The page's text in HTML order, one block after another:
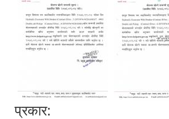
प्रकार: